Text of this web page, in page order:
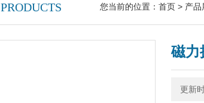
PRODUCTS 您当前的位置： 首页 > 产品
磁力
更新